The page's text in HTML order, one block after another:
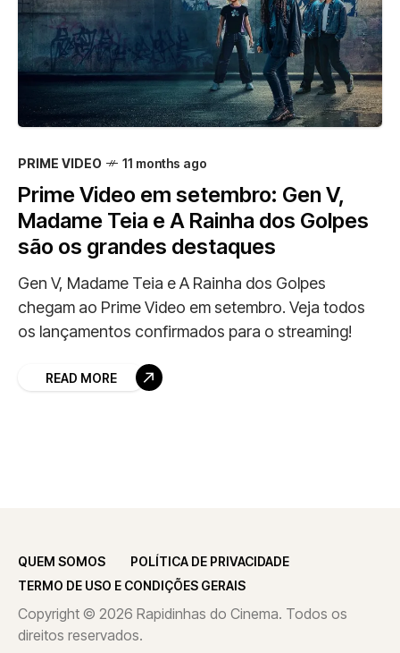
PRIME VIDEO 11 months ago
Prime Video em setembro: Gen V,
Madame Teia e A Rainha dos Golpes
são os grandes destaques
Gen V, Madame Teia e A Rainha dos Golpes
chegam ao Prime Video em setembro. Veja todos
os lançamentos confirmados para o streaming!
READ MORE
QUEM SOMOS
POLÍTICA DE PRIVACIDADE
TERMO DE USO E CONDIÇÕES GERAIS
Copyright © 2026 Rapidinhas do Cinema. Todos os
direitos reservados.